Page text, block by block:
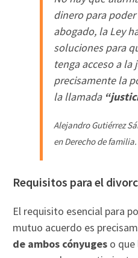
dinero para
abogado, la Ley
soluciones para
tenga acceso a la
precisamente la
la llamada
Alejandro Gutiérrez
en Derecho de familia.
Requisitos para el
El requisito esencial para
mutuo acuerdo es
de ambos cónyuges o